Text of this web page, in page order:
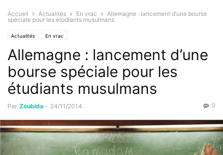
Accueil Actualités En vrac
Allemagne : lancement d’une bourse
spéciale pour les étudiants musulmans
Actualités En vrac
Allemagne : lancement d’une
bourse spéciale pour les
étudiants musulmans
Par Zoubida - 24/11/2014 0